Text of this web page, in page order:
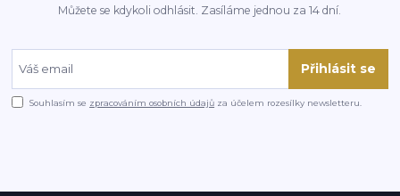
Můžete se kdykoli odhlásit. Zasíláme jednou za 14 dní.
Přihlásit se
Souhlasím se zpracováním osobních údajů za účelem rozesílky newsletteru.